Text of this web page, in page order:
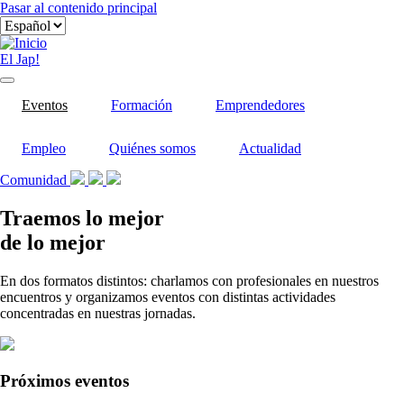
Pasar al contenido principal
El Jap!
Eventos Formación Emprendedores
Empleo Quiénes somos Actualidad
Comunidad
Traemos lo mejor
de lo mejor
En dos formatos distintos: charlamos con profesionales en nuestros
encuentros y organizamos eventos con distintas actividades
concentradas en nuestras jornadas.
Próximos eventos